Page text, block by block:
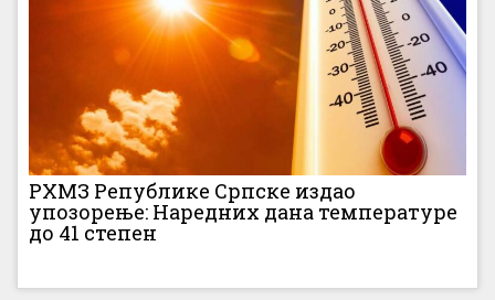
РХМЗ Републике Српске издао
упозорење: Наредних дана температуре
до 41 степен